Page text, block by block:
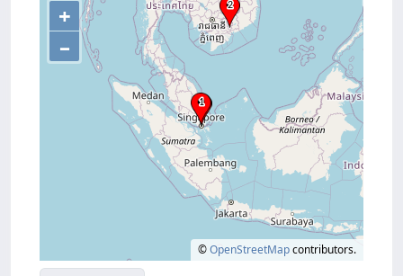
+
–
©OpenStreetMapcontributors.